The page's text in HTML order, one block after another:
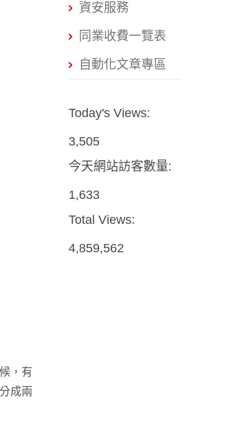
，有
成兩
資安服務
同業收費一覽表
自動化文章專區
Today's Views:
3,505
今天網站訪客數量:
1,633
Total Views:
4,859,562